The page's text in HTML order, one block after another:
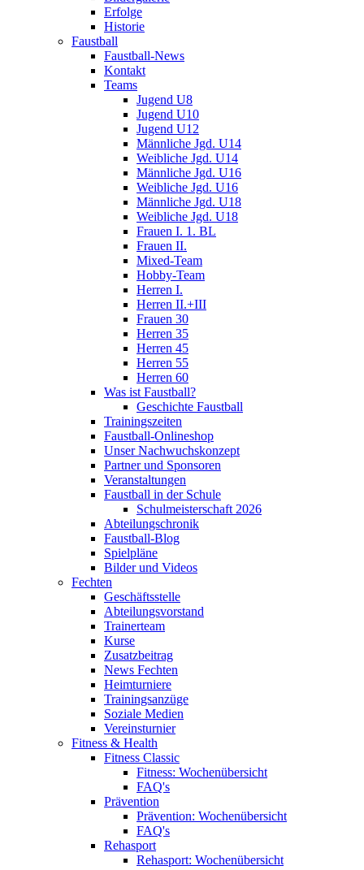
Erfolge
Historie
Faustball
Faustball-News
Kontakt
Teams
Jugend U8
Jugend U10
Jugend U12
Männliche Jgd. U14
Weibliche Jgd. U14
Männliche Jgd. U16
Weibliche Jgd. U16
Männliche Jgd. U18
Weibliche Jgd. U18
Frauen I. 1. BL
Frauen II.
Mixed-Team
Hobby-Team
Herren I.
Herren II.+III
Frauen 30
Herren 35
Herren 45
Herren 55
Herren 60
Was ist Faustball?
Geschichte Faustball
Trainingszeiten
Faustball-Onlineshop
Unser Nachwuchskonzept
Partner und Sponsoren
Veranstaltungen
Faustball in der Schule
Schulmeisterschaft 2026
Abteilungschronik
Faustball-Blog
Spielpläne
Bilder und Videos
Fechten
Geschäftsstelle
Abteilungsvorstand
Trainerteam
Kurse
Zusatzbeitrag
News Fechten
Heimturniere
Trainingsanzüge
Soziale Medien
Vereinsturnier
Fitness & Health
Fitness Classic
Fitness: Wochenübersicht
FAQ's
Prävention
Prävention: Wochenübersicht
FAQ's
Rehasport
Rehasport: Wochenübersicht